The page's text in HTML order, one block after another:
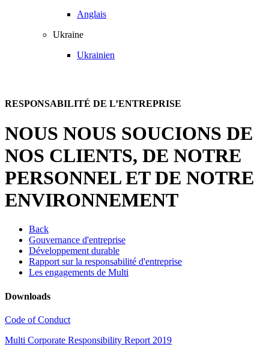
Anglais
Ukraine
Ukrainien
RESPONSABILITÉ DE L’ENTREPRISE
NOUS NOUS SOUCIONS DE
NOS CLIENTS, DE NOTRE
PERSONNEL ET DE NOTRE
ENVIRONNEMENT
Back
Gouvernance d'entreprise
Développement durable
Rapport sur la responsabilité d'entreprise
Les engagements de Multi
Downloads
Code of Conduct
Multi Corporate Responsibility Report 2019